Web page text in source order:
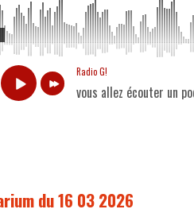
Radio G!
vous allez écouter un
du 16 03 2026